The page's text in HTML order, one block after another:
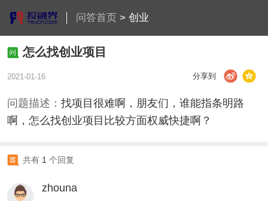
问答首页> 创业
怎么找创业项目
2021-01-16 分享到
问题描述： 找项目很难啊，朋友们，谁能指条明路
啊，怎么找创业项目比较方面权威快捷啊？
共有 1 个回复
zhouna